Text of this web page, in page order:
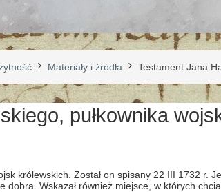
Materiały i źródła Testament Jana
pułkownika
królewskich. Został on spisany 22 III 1732 r.
dobra. Wskazał również miejsce, w których